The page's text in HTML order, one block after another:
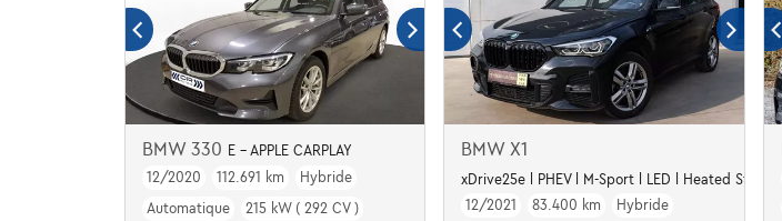
BMW 330 E - APPLE CARPLAY
12/2020
112.691 km
Hybride
Automatique
215 kW ( 292 CV )
BMW X1
xDrive25e l PHEV l M-Sport l LED l Heated Steer
12/2021
83.400 km
Hybride